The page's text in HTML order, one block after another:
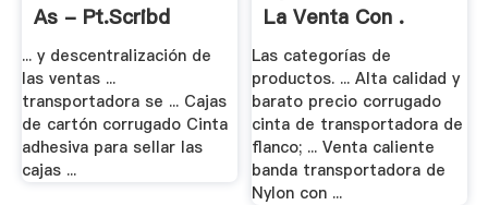
As - Pt.scribd
... y descentralización de
las ventas ...
transportadora se ... Cajas
de cartón corrugado Cinta
adhesiva para sellar las
cajas ...
La Venta Con .
Las categorías de
productos. ... Alta calidad y
barato precio corrugado
cinta de transportadora de
flanco; ... Venta caliente
banda transportadora de
Nylon con ...